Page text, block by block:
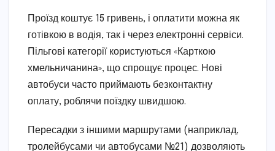
Проїзд коштує 15 гривень, і оплатити можна як
готівкою в водія, так і через електронні сервіси.
Пільгові категорії користуються «Карткою
хмельничанина», що спрощує процес. Нові
автобуси часто приймають безконтактну
оплату, роблячи поїздку швидшою.
Пересадки з іншими маршрутами (наприклад,
тролейбусами чи автобусами №21) дозволяють